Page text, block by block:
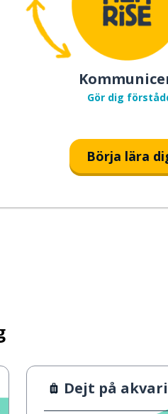
Gör dig
Börja lära
Dejt på akvariet i